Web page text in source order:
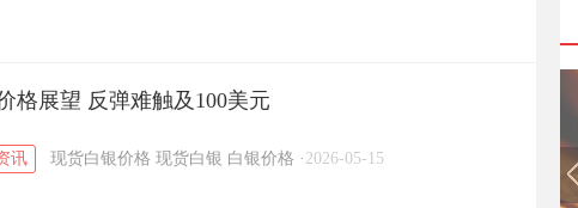
格展望 反弹难触及100美元
讯 现货白银价格 现货白银 白银价格 · 2026-05-15